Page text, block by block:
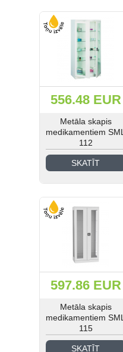
556.48 EUR
Metāla skapis
medikamentiem SML
112
SKATĪT
597.86 EUR
Metāla skapis
medikamentiem SML
115
SKATĪT
Ielogoties